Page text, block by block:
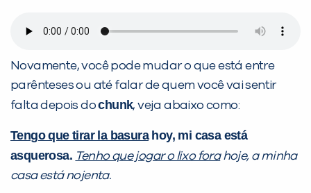
Novamente, você pode mudar o que está entre
parênteses ou até falar de quem você vai sentir
falta depois dochunk, veja abaixo como:
Tengo que tirar la basurahoy, mi casa está
asquerosa. Tenho que jogar o lixo forahoje, a minha
casa está nojenta.